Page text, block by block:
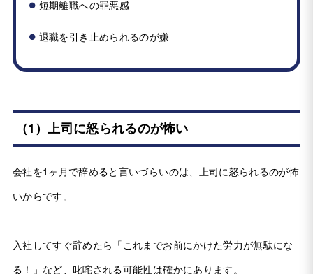
短期離職への罪悪感
退職を引き止められるのが嫌
（1）上司に怒られるのが怖い
会社を1ヶ月で辞めると言いづらいのは、上司に怒られるのが怖
いからです。
入社してすぐ辞めたら「これまでお前にかけた労力が無駄にな
る！」など、叱咤される可能性は確かにあります。